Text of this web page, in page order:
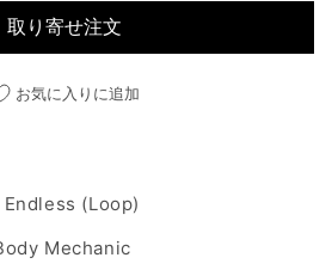
取り寄せ注文
お気に入りに追加
(Loop)
Mechanic